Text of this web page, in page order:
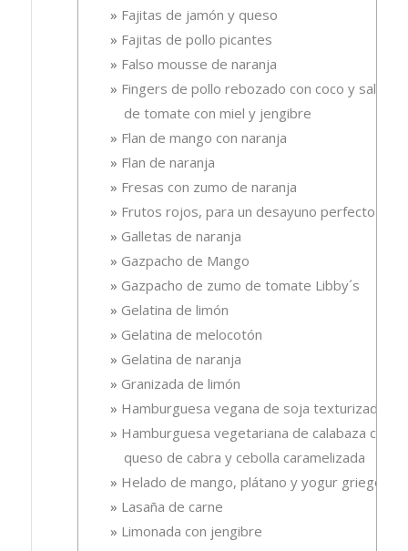
Fajitas de jamón y queso
Fajitas de pollo picantes
Falso mousse de naranja
Fingers de pollo rebozado con coco y salsa
de tomate con miel y jengibre
Flan de mango con naranja
Flan de naranja
Fresas con zumo de naranja
Frutos rojos, para un desayuno perfecto
Galletas de naranja
Gazpacho de Mango
Gazpacho de zumo de tomate Libby´s
Gelatina de limón
Gelatina de melocotón
Gelatina de naranja
Granizada de limón
Hamburguesa vegana de soja texturizada
Hamburguesa vegetariana de calabaza con
queso de cabra y cebolla caramelizada
Helado de mango, plátano y yogur griego
Lasaña de carne
Limonada con jengibre